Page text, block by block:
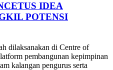
IDEA
POTENSI
dilaksanakan di Centre of
pembangunan kepimpinan
kalangan pengurus serta